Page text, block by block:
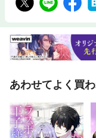
あわせてよく買